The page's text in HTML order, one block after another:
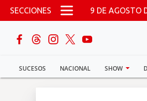
Pasar al contenido principal
SECCIONES 9 DE AGOSTO
SUCESOS NACIONAL SHOW
buscar
Sucesos